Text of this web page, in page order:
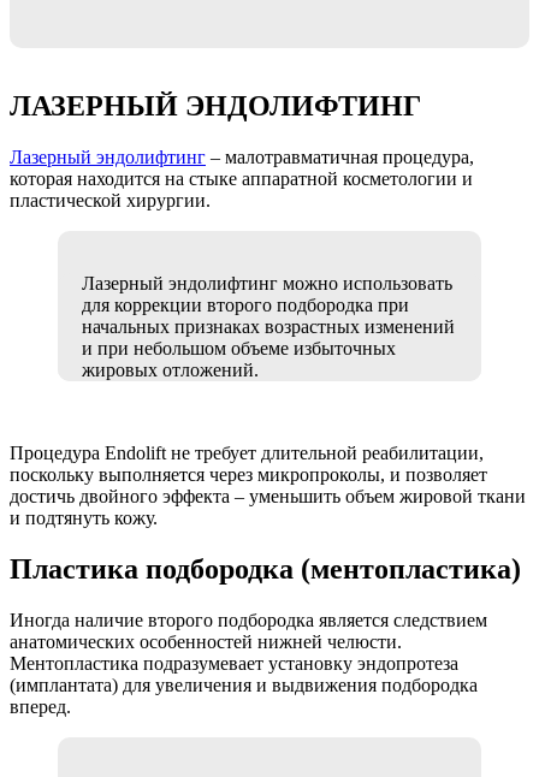
ЛАЗЕРНЫЙ ЭНДОЛИФТИНГ
Лазерный эндолифтинг – малотравматичная процедура,
которая находится на стыке аппаратной косметологии и
пластической хирургии.
Лазерный эндолифтинг можно использовать
для коррекции второго подбородка при
начальных признаках возрастных изменений
и при небольшом объеме избыточных
жировых отложений.
Процедура Endolift не требует длительной реабилитации,
поскольку выполняется через микропроколы, и позволяет
достичь двойного эффекта – уменьшить объем жировой ткани
и подтянуть кожу.
Пластика подбородка (ментопластика)
Иногда наличие второго подбородка является следствием
анатомических особенностей нижней челюсти.
Ментопластика подразумевает установку эндопротеза
(имплантата) для увеличения и выдвижения подбородка
вперед.